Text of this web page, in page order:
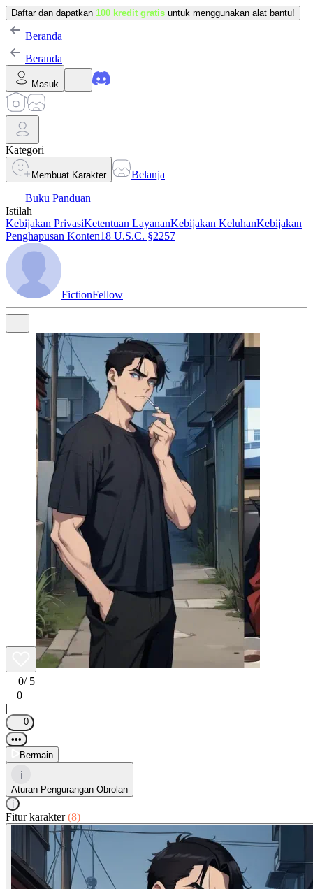
Daftar dan dapatkan 100 kredit gratis untuk menggunakan alat bantu!
Beranda
Beranda
Masuk
Kategori
Membuat Karakter
Belanja
Buku Panduan
Istilah
Kebijakan PrivasiKetentuan LayananKebijakan KeluhanKebijakan
Penghapusan Konten18 U.S.C. §2257
FictionFellow
0/ 5
0
|
0
•••
Bermain
i
Aturan Pengurangan Obrolan
i
Fitur karakter(8)